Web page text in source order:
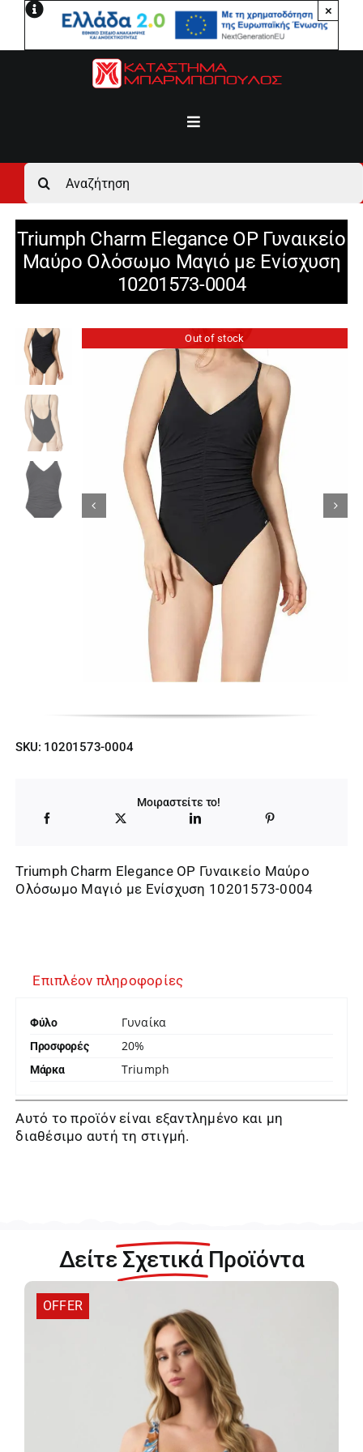
Μετάβαση
×
Toggle
Αρχική
Ανδρικά
Γυναικεία
Αγόρι
Κορίτσι
Εσώρουχα
Είδη Παρέλασης
Αναζήτηση
για:
Triumph Charm Elegance OP Γυναικείο
Μαύρο Ολόσωμο Μαγιό με Ενίσχυση
10201573-0004
Out of stock
SKU: 10201573-0004
Μοιραστείτε το!
Triumph Charm Elegance OP Γυναικείο Μαύρο
Ολόσωμο Μαγιό με Ενίσχυση 10201573-0004
Επιπλέον πληροφορίες
Φύλο Γυναίκα
Προσφορές 20%
Μάρκα Triumph
Αυτό το προϊόν είναι εξαντλημένο και μη
διαθέσιμο αυτή τη στιγμή.
Δείτε Σχετικά Προϊόντα
OFFER